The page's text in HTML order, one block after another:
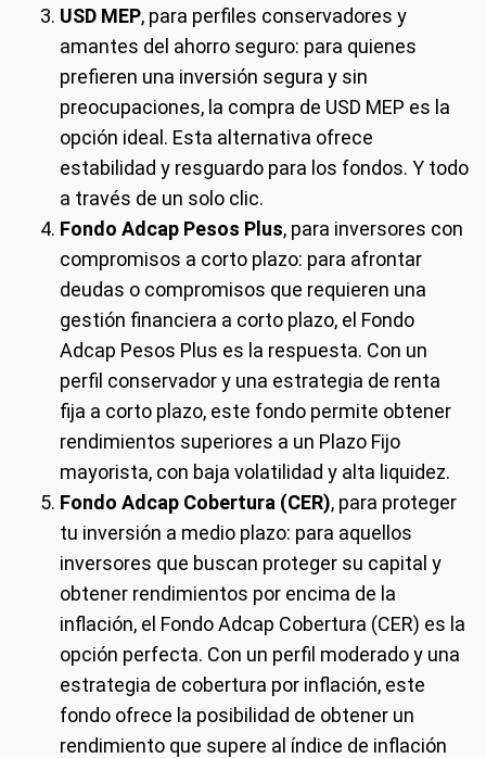
USD MEP, para perfiles conservadores y
amantes del ahorro seguro: para quienes
prefieren una inversión segura y sin
preocupaciones, la compra de USD MEP es la
opción ideal. Esta alternativa ofrece
estabilidad y resguardo para los fondos. Y todo
a través de un solo clic.
Fondo Adcap Pesos Plus, para inversores con
compromisos a corto plazo: para afrontar
deudas o compromisos que requieren una
gestión financiera a corto plazo, el Fondo
Adcap Pesos Plus es la respuesta. Con un
perfil conservador y una estrategia de renta
fija a corto plazo, este fondo permite obtener
rendimientos superiores a un Plazo Fijo
mayorista, con baja volatilidad y alta liquidez.
Fondo Adcap Cobertura (CER), para proteger
tu inversión a medio plazo: para aquellos
inversores que buscan proteger su capital y
obtener rendimientos por encima de la
inflación, el Fondo Adcap Cobertura (CER) es la
opción perfecta. Con un perfil moderado y una
estrategia de cobertura por inflación, este
fondo ofrece la posibilidad de obtener un
rendimiento que supere al índice de inflación